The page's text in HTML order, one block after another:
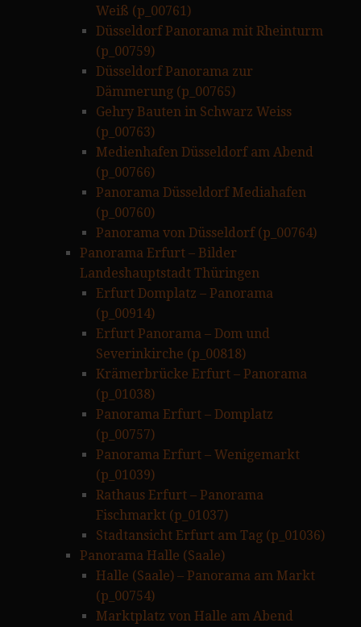
Weiß (p_00761)
Düsseldorf Panorama mit Rheinturm
(p_00759)
Düsseldorf Panorama zur
Dämmerung (p_00765)
Gehry Bauten in Schwarz Weiss
(p_00763)
Medienhafen Düsseldorf am Abend
(p_00766)
Panorama Düsseldorf Mediahafen
(p_00760)
Panorama von Düsseldorf (p_00764)
Panorama Erfurt – Bilder
Landeshauptstadt Thüringen
Erfurt Domplatz – Panorama
(p_00914)
Erfurt Panorama – Dom und
Severinkirche (p_00818)
Krämerbrücke Erfurt – Panorama
(p_01038)
Panorama Erfurt – Domplatz
(p_00757)
Panorama Erfurt – Wenigemarkt
(p_01039)
Rathaus Erfurt – Panorama
Fischmarkt (p_01037)
Stadtansicht Erfurt am Tag (p_01036)
Panorama Halle (Saale)
Halle (Saale) – Panorama am Markt
(p_00754)
Marktplatz von Halle am Abend